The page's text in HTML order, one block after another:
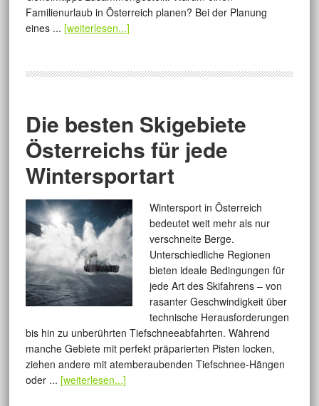
Familienurlaub in Österreich planen? Bei der Planung
eines ... [weiterlesen...]
Die besten Skigebiete
Österreichs für jede
Wintersportart
Wintersport in Österreich
bedeutet weit mehr als nur
verschneite Berge.
Unterschiedliche Regionen
bieten ideale Bedingungen für
jede Art des Skifahrens – von
rasanter Geschwindigkeit über
technische Herausforderungen
bis hin zu unberührten Tiefschneeabfahrten. Während
manche Gebiete mit perfekt präparierten Pisten locken,
ziehen andere mit atemberaubenden Tiefschnee-Hängen
oder ... [weiterlesen...]